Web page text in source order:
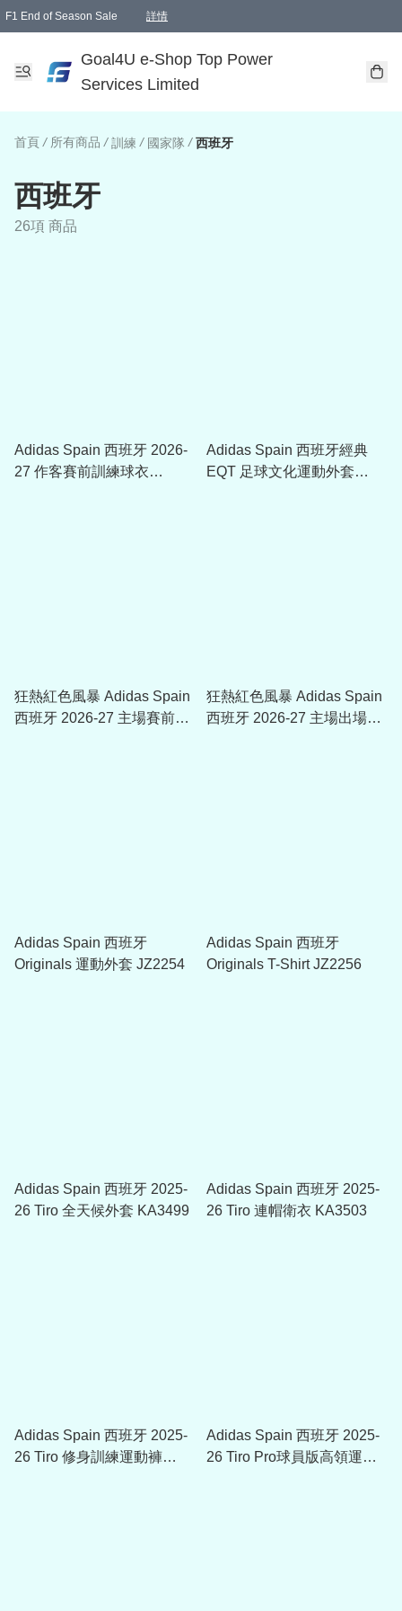
F1 End of Season Sale 詳情
Goal4U e-Shop Top Power
Services Limited
首頁 / 所有商品 / 訓練 / 國家隊 / 西班牙
西班牙
26項 商品
Adidas Spain 西班牙 2026-
27 作客賽前訓練球衣
Adidas Spain 西班牙經典
EQT 足球文化運動外套
狂熱紅色風暴 Adidas Spain
西班牙 2026-27 主場賽前訓
狂熱紅色風暴 Adidas Spain
西班牙 2026-27 主場出場外
Adidas Spain 西班牙
Originals 運動外套 JZ2254
Adidas Spain 西班牙
Originals T-Shirt JZ2256
Adidas Spain 西班牙 2025-
26 Tiro 全天候外套 KA3499
Adidas Spain 西班牙 2025-
26 Tiro 連帽衛衣 KA3503
Adidas Spain 西班牙 2025-
26 Tiro 修身訓練運動褲
Adidas Spain 西班牙 2025-
26 Tiro Pro球員版高領運動